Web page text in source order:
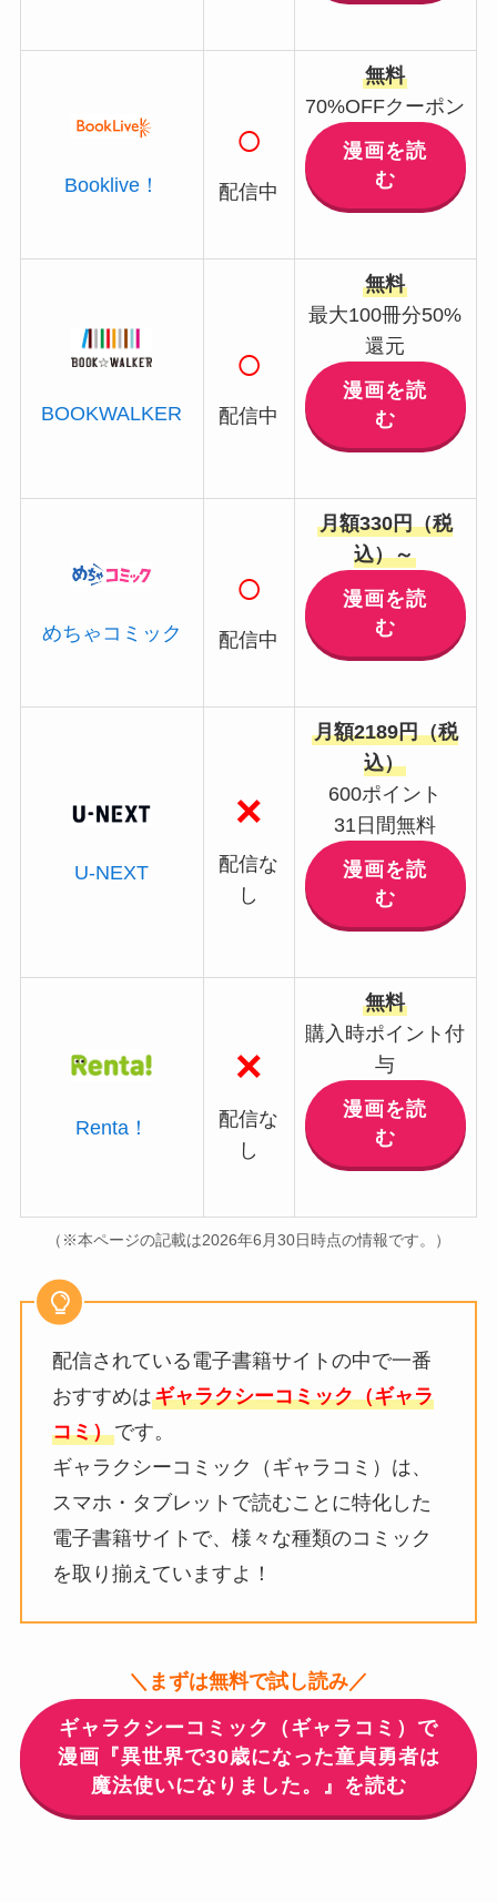
Booklive！
○
配信中
無料
70%OFFクーポン
漫画を読
む
BOOKWALKER
○
配信中
無料
最大100冊分50%
還元
漫画を読
む
めちゃコミック
○
配信中
月額330円（税
込）～
漫画を読
む
U-NEXT
×
配信な
し
月額2189円（税
込）
600ポイント
31日間無料
漫画を読
む
Renta！
×
配信な
し
無料
購入時ポイント付
与
漫画を読
む
（※本ページの記載は2026年6月30日時点の情報です。）
配信されている電子書籍サイトの中で一番
おすすめはギャラクシーコミック（ギャラ
コミ）です。
ギャラクシーコミック（ギャラコミ）は、
スマホ・タブレットで読むことに特化した
電子書籍サイトで、様々な種類のコミック
を取り揃えていますよ！
＼まずは無料で試し読み／
ギャラクシーコミック（ギャラコミ）で
漫画『異世界で30歳になった童貞勇者は
魔法使いになりました。』を読む